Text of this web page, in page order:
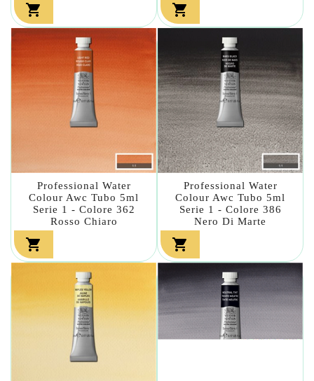
 
Professional Water
Colour Awc Tubo 5ml
Serie 1 - Colore 362
Rosso Chiaro

Professional Water
Colour Awc Tubo 5ml
Serie 1 - Colore 386
Nero Di Marte
